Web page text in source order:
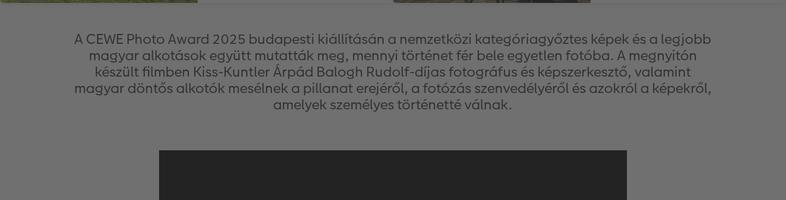
A CEWE Photo Award 2025 budapesti kiállításán a nemzetközi kategóriagyőztes képek és a legjobb
magyar alkotások együtt mutatták meg, mennyi történet fér bele egyetlen fotóba. A megnyitón
készült filmben Kiss-Kuntler Árpád Balogh Rudolf-díjas fotográfus és képszerkesztő, valamint
magyar döntős alkotók mesélnek a pillanat erejéről, a fotózás szenvedélyéről és azokról a képekről,
amelyek személyes történetté válnak.